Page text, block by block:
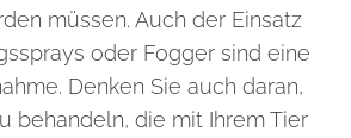
müssen. Auch der Einsatz
oder Fogger sind eine
Denken Sie auch daran,
behandeln, die mit Ihrem Tier